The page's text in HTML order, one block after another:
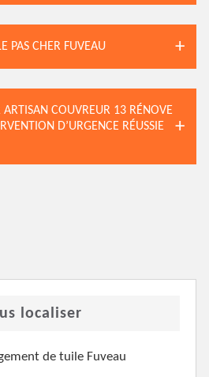
PAS CHER FUVEAU
ARTISAN COUVREUR 13 RÉNOVE
D’URGENCE RÉUSSIE
localiser
de tuile Fuveau